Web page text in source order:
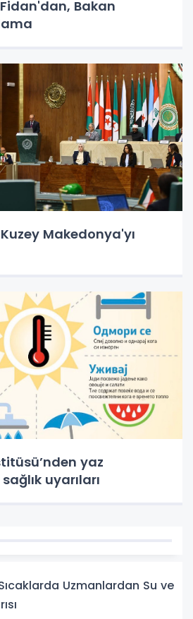
Fidan'dan, Bakan
Makedonya'yı
yaz
uyarıları
Uzmanlardan Su ve